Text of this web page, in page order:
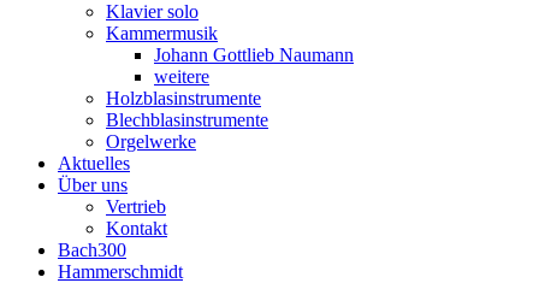
Klavier solo
Kammermusik
Johann Gottlieb Naumann
weitere
Holzblasinstrumente
Blechblasinstrumente
Orgelwerke
Aktuelles
Über uns
Vertrieb
Kontakt
Bach300
Hammerschmidt